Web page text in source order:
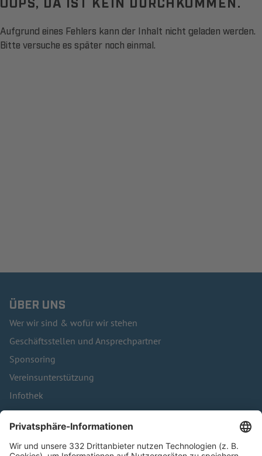
Aufgrund eines Fehlers kann der Inhalt nicht geladen werden.
Bitte versuche es später noch einmal.
ÜBER UNS
Wer wir sind & wofür wir stehen
Geschäftsstellen und Ansprechpartner
Sponsoring
Vereinsunterstützung
Infothek
Kontakt
HÄUFIG BESUCHTE SEITEN